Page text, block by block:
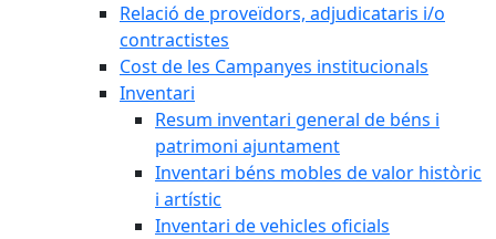
Relació de proveïdors, adjudicataris i/o
contractistes
Cost de les Campanyes institucionals
Inventari
Resum inventari general de béns i
patrimoni ajuntament
Inventari béns mobles de valor històric
i artístic
Inventari de vehicles oficials